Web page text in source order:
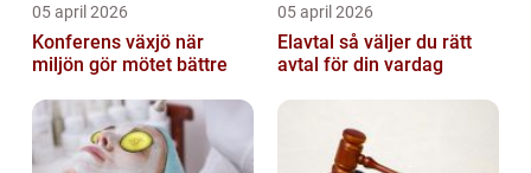
05 april 2026
Konferens växjö när
miljön gör mötet bättre
05 april 2026
Elavtal så väljer du rätt
avtal för din vardag